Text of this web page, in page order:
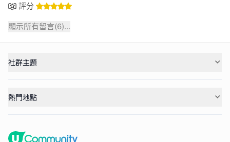
評分
顯示所有留言(6)...
社群主題
熱門地點